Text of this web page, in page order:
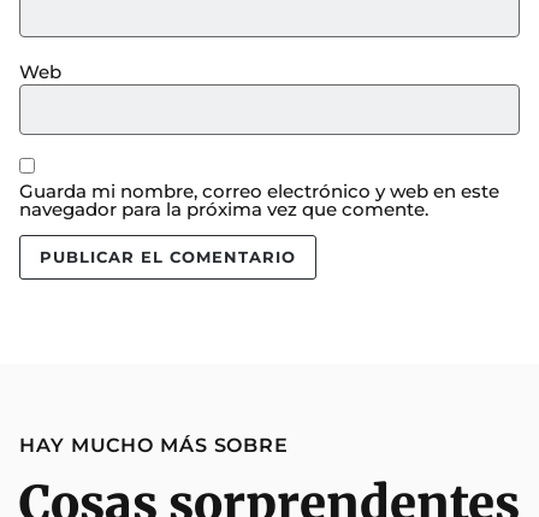
Web
Guarda mi nombre, correo electrónico y web en este
navegador para la próxima vez que comente.
HAY MUCHO MÁS SOBRE
Cosas sorprendentes